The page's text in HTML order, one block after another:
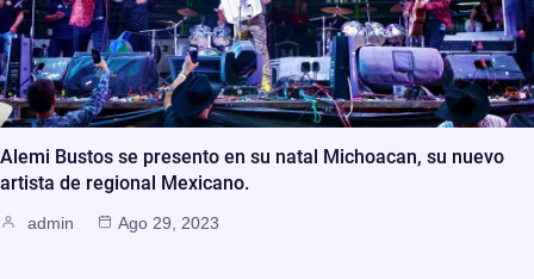
Alemi Bustos se presento en su natal Michoacan, su nuevo
artista de regional Mexicano.
admin Ago 29, 2023